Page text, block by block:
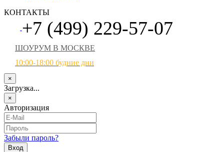
КОНТАКТЫ
+7 (499) 229-57-07
ШОУРУМ В МОСКВЕ
10:00-18:00 будние дни
×
Загрузка...
×
Авторизация
Забыли пароль?